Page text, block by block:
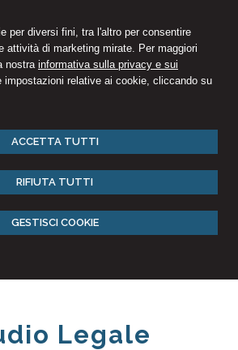
per diversi fini, tra l'altro per consentire
attività di marketing mirate. Per maggiori
nostra informativa sulla privacy e sui
impostazioni relative ai cookie, cliccando su
ACCETTA TUTTI
RIFIUTA TUTTI
GESTISCI COOKIE
Legale